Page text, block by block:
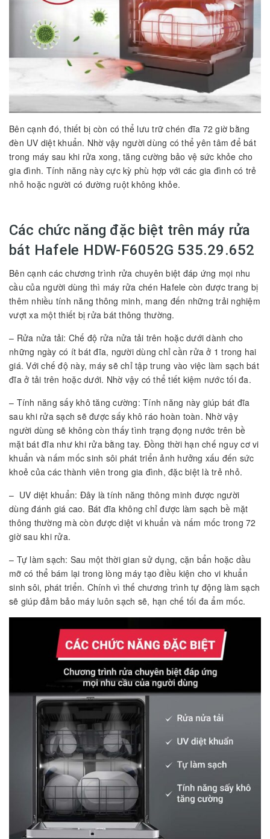
Bên cạnh đó, thiết bị còn có thể lưu trữ chén đĩa 72 giờ bằng
đèn UV diệt khuẩn. Nhờ vậy người dùng có thể yên tâm để bát
trong máy sau khi rửa xong, tăng cường bảo vệ sức khỏe cho
gia đình. Tính năng này cực kỳ phù hợp với các gia đình có trẻ
nhỏ hoặc người có đường ruột không khỏe.
Các chức năng đặc biệt trên máy rửa
bát Hafele HDW-F6052G 535.29.652
Bên cạnh các chương trình rửa chuyên biệt đáp ứng mọi nhu
cầu của người dùng thì máy rửa chén Hafele còn được trang bị
thêm nhiều tính năng thông minh, mang đến những trải nghiệm
vượt xa một thiết bị rửa bát thông thường.
– Rửa nửa tải: Chế độ rửa nửa tải trên hoặc dưới dành cho
những ngày có ít bát đĩa, người dùng chỉ cần rửa ở 1 trong hai
giá. Với chế độ này, máy sẽ chỉ tập trung vào việc làm sạch bát
đĩa ở tải trên hoặc dưới. Nhờ vậy có thể tiết kiệm nước tối đa.
– Tính năng sấy khô tăng cường: Tính năng này giúp bát đĩa
sau khi rửa sạch sẽ được sấy khô ráo hoàn toàn. Nhờ vậy
người dùng sẽ không còn thấy tình trạng đọng nước trên bề
mặt bát đĩa như khi rửa bằng tay. Đồng thời hạn chế nguy cơ vi
khuẩn và nấm mốc sinh sôi phát triển ảnh hưởng xấu đến sức
khoẻ của các thành viên trong gia đình, đặc biệt là trẻ nhỏ.
– UV diệt khuẩn: Đây là tính năng thông minh được người
dùng đánh giá cao. Bát đĩa không chỉ được làm sạch bề mặt
thông thường mà còn được diệt vi khuẩn và nấm mốc trong 72
giờ sau khi rửa.
– Tự làm sạch: Sau một thời gian sử dụng, cặn bẩn hoặc dầu
mỡ có thể bám lại trong lòng máy tạo điều kiện cho vi khuẩn
sinh sôi, phát triển. Chính vì thế chương trình tự động làm sạch
sẽ giúp đảm bảo máy luôn sạch sẽ, hạn chế tối đa ẩm mốc.